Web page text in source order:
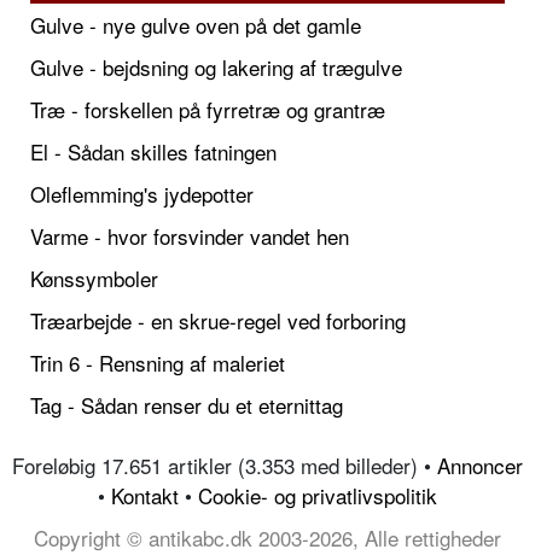
Gulve - nye gulve oven på det gamle
Gulve - bejdsning og lakering af trægulve
Træ - forskellen på fyrretræ og grantræ
El - Sådan skilles fatningen
Oleflemming's jydepotter
Varme - hvor forsvinder vandet hen
Kønssymboler
Træarbejde - en skrue-regel ved forboring
Trin 6 - Rensning af maleriet
Tag - Sådan renser du et eternittag
Foreløbig 17.651 artikler (3.353 med billeder) • Annoncer
• Kontakt • Cookie- og privatlivspolitik
Copyright © antikabc.dk 2003-2026, Alle rettigheder